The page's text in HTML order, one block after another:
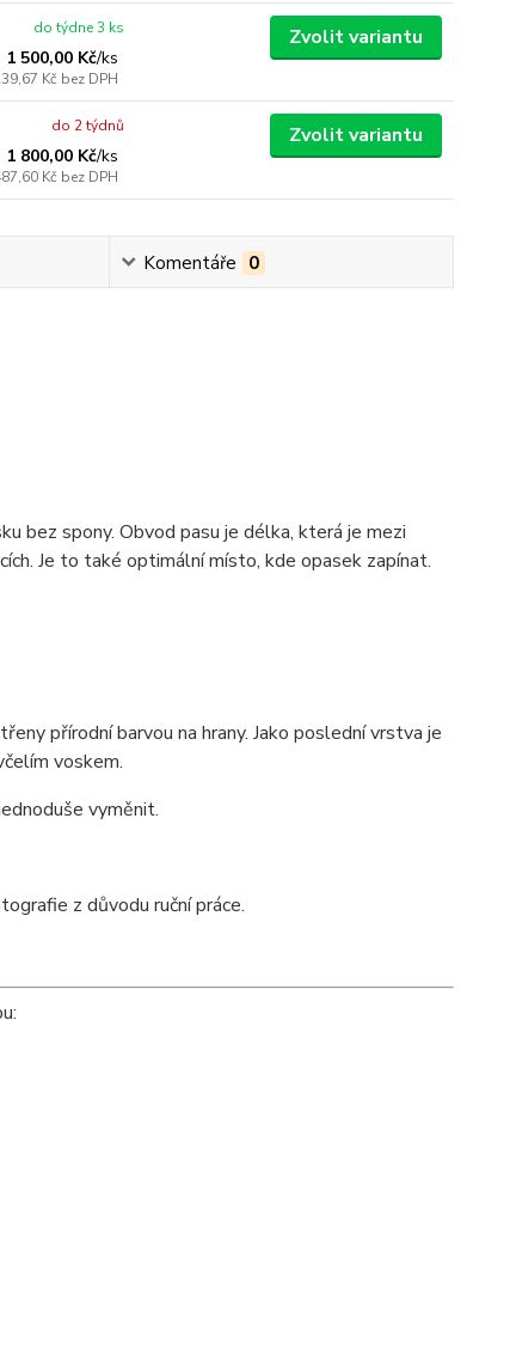
1 500,00 Kč/ks
Kč bez DPH
do týdne 3 ks Zvolit variantu
1 800,00 Kč/ks
Kč bez DPH
do 2 týdnů Zvolit variantu
Komentáře 0
bez spony. Obvod pasu je délka, která je mezi
Je to také optimální místo, kde opasek zapínat.
přírodní barvou na hrany. Jako poslední vrstva je
voskem.
vyměnit.
z důvodu ruční práce.